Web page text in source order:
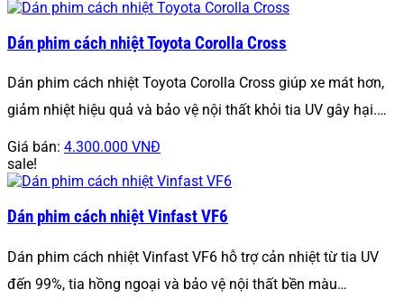
Dán phim cách nhiệt Toyota Corolla Cross
Dán phim cách nhiệt Toyota Corolla Cross giúp xe mát hơn,
giảm nhiệt hiệu quả và bảo vệ nội thất khỏi tia UV gây hại.…
Giá bán: 4.300.000 VNĐ
sale!
Dán phim cách nhiệt Vinfast VF6
Dán phim cách nhiệt Vinfast VF6 hỗ trợ cản nhiệt từ tia UV
đến 99%, tia hồng ngoại và bảo vệ nội thất bền màu…